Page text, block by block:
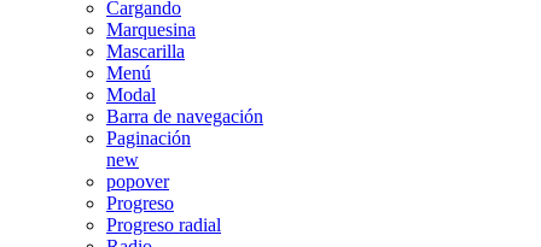
Cargando
Marquesina
Mascarilla
Menú
Modal
Barra de navegación
Paginación
new
popover
Progreso
Progreso radial